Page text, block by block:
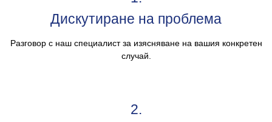
Дискутиране на проблема
Разговор с наш специалист за изясняване на вашия конкретен
случай.
2.